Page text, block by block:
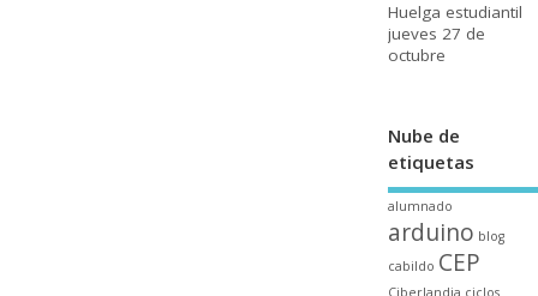
Huelga estudiantil
jueves 27 de
octubre
Nube de
etiquetas
alumnado
arduino blog
cabildo CEP